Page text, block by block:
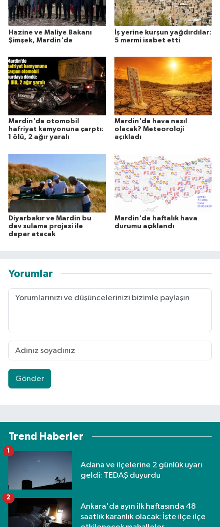
Hazine ve Maliye Bakanı
Şimşek, Mardin'de
İş yerine kurşun yağdırdılar:
5 mermi isabet etti
Mardin'de otomobil
hafriyat kamyonuna çarptı:
1 ölü, 2 ağır yaralı
Mardin'de hava nasıl
olacak? Meteoroloji
açıkladı
Diyarbakır ve Mardin bu
dev sulama projesi ile
depar atacak
Mardin'de haftalık hava
durumu açıklandı
Yorumlar
Gönder
Trend Haberler
Adana ve ilçelerine 2 günlük uyarı
geldi: TEDAŞ duyurdu
1
Ankara'da ayın ilk haftasında 48
saatlik karanlık olacak: İşte ilçe ilçe
2